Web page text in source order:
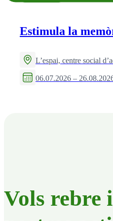
Estimula la
L’espai, centre social
06.07.2026 –
Vols rebre